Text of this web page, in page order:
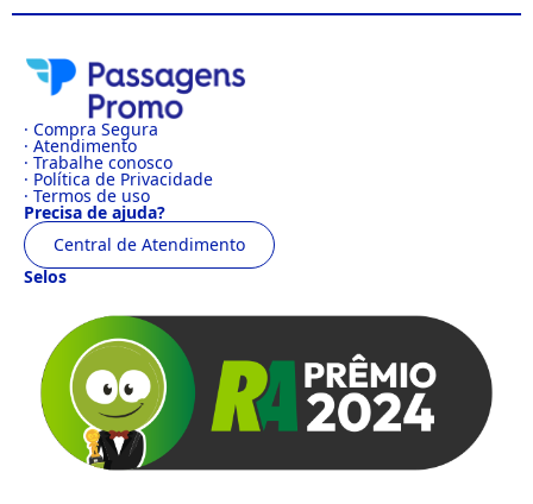
· Compra Segura
· Atendimento
· Trabalhe conosco
· Política de Privacidade
· Termos de uso
Precisa de ajuda?
Central de Atendimento
Selos